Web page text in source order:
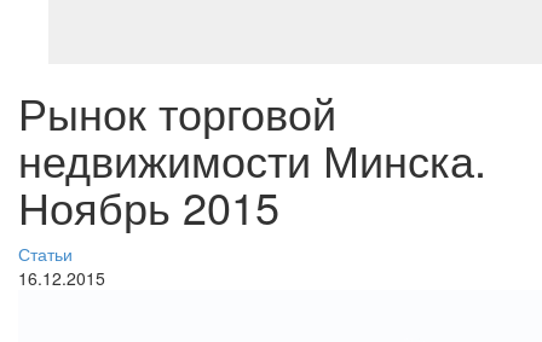
Рынок торговой
недвижимости Минска.
Ноябрь 2015
Статьи
16.12.2015